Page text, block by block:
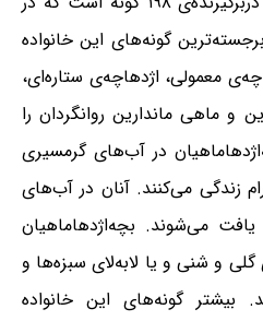
گونه‌های این خانواده
معمولی، اژدهاچه‌ی ستاره‌ای،
و ماهی ماندارین روانگردان را
در آب‌های گرمسیری
زندگی می‌کنند. آنان در آب‌های
تا ژرفای ۹۰۰ متر یافت می‌شوند. بچه‌اژدهاماهیان
و شنی و یا لابه‌لای سبزه‌ها و
بیشتر گونه‌های این خانواده